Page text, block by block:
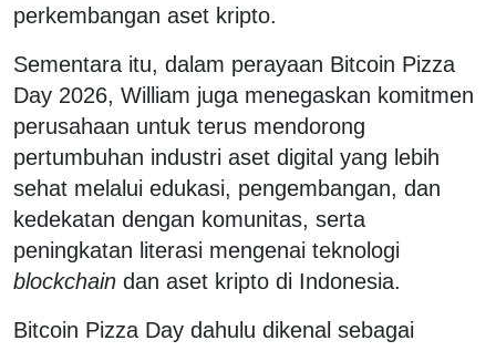
perkembangan aset kripto.
Sementara itu, dalam perayaan Bitcoin Pizza
Day 2026, William juga menegaskan komitmen
perusahaan untuk terus mendorong
pertumbuhan industri aset digital yang lebih
sehat melalui edukasi, pengembangan, dan
kedekatan dengan komunitas, serta
peningkatan literasi mengenai teknologi
blockchain dan aset kripto di Indonesia.
Bitcoin Pizza Day dahulu dikenal sebagai